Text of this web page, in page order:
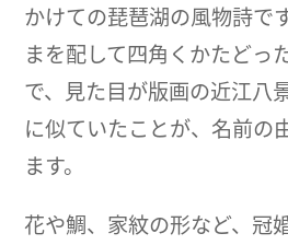
かけての琵琶湖の風物詩で
まを配して四角くかたどっ
で、見た目が版画の近江八
に似ていたことが、名前の
ます。
花や鯛、家紋の形など、冠